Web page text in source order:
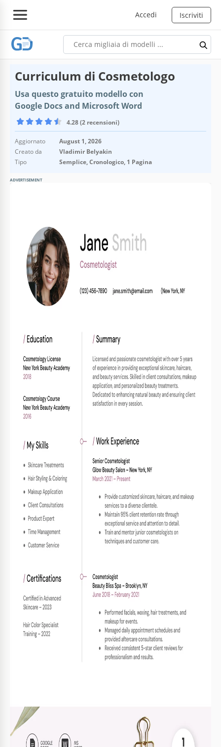
Accedi Iscriviti
Curriculum di Cosmetologo
Usa questo gratuito modello con
Google Docs and Microsoft Word
4.28 (2 recensioni)
Aggiornato
August 1, 2026
Creato da
Vladimir Belyakin
Tipo
Semplice, Cronologico, 1 Pagina
ADVERTISEMENT